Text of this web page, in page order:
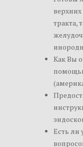
тракта,
Как Вы
Есть ли